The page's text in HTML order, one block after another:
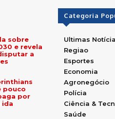
sobre
e revela
a
pouco
por
ida
Categoria
Ultimas
Regiao
Esportes
Economia
Agronegócio
Polícia
Ciência &
Saúde